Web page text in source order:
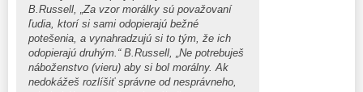
B.Russell, „Za vzor morálky sú považovaní
ľudia, ktorí si sami odopierajú bežné
potešenia, a vynahradzujú si to tým, že ich
odopierajú druhým.“ B.Russell, „Ne potrebuješ
náboženstvo (vieru) aby si bol morálny. Ak
nedokážeš rozlíšiť správne od nesprávneho,